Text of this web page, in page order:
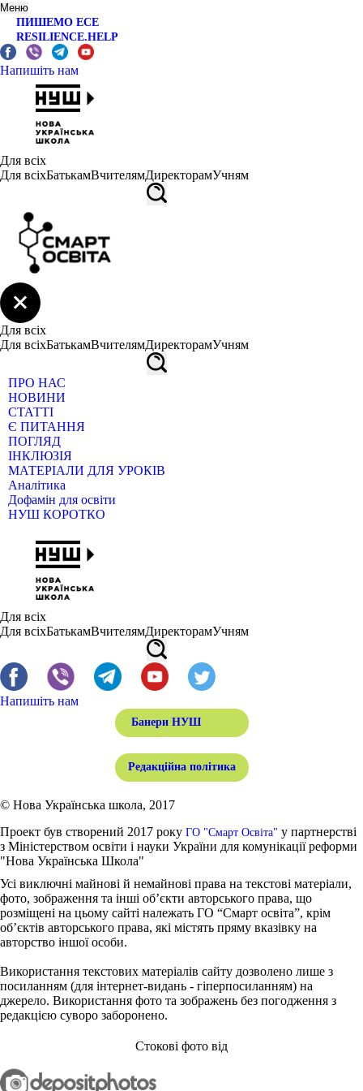
Меню
ПИШЕМО ЕСЕ
RESILIENCE.HELP
Напишіть нам
Для всіх
Для всіхБатькамВчителямДиректорамУчням
Для всіх
Для всіхБатькамВчителямДиректорамУчням
ПРО НАС
НОВИНИ
СТАТТІ
Є ПИТАННЯ
ПОГЛЯД
ІНКЛЮЗІЯ
МАТЕРІАЛИ ДЛЯ УРОКІВ
Аналітика
Дофамін для освіти
НУШ КОРОТКО
Для всіх
Для всіхБатькамВчителямДиректорамУчням
Напишіть нам
Банери НУШ
Редакційна політика
© Нова Українська школа, 2017
Проект був створений 2017 року ГО "Смарт Освіта" у партнерстві
з Міністерством освіти і науки України для комунікації реформи
"Нова Українська Школа"
Усі виключні майнові й немайнові права на текстові матеріали,
фото, зображення та інші об’єкти авторського права, що
розміщені на цьому сайті належать ГО “Смарт освіта”, крім
об’єктів авторського права, які містять пряму вказівку на
авторство іншої особи.
Використання текстових матеріалів сайту дозволено лише з
посиланням (для інтернет-видань - гіперпосиланням) на
джерело. Використання фото та зображень без погодження з
редакцією суворо заборонено.
Стокові фото від